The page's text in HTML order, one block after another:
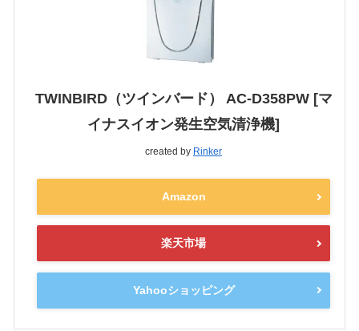
TWINBIRD（ツインバード） AC-D358PW [マ
イナスイオン発生空気清浄機]
created by Rinker
Amazon
楽天市場
Yahooショッピング